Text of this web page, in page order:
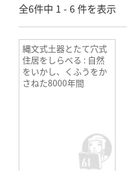
全6件中 1 - 6 件を表示
縄文式土器とたて穴式
住居をしらべる : 自然
をいかし、くふうをか
さねた8000年間